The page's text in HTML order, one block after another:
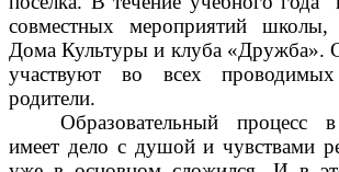
совместных мероприятий школы,
Дома Культуры и клуба «Дружба».
участвуют во всех проводимых
родители.
Образовательный
имеет дело с душой и чувствами